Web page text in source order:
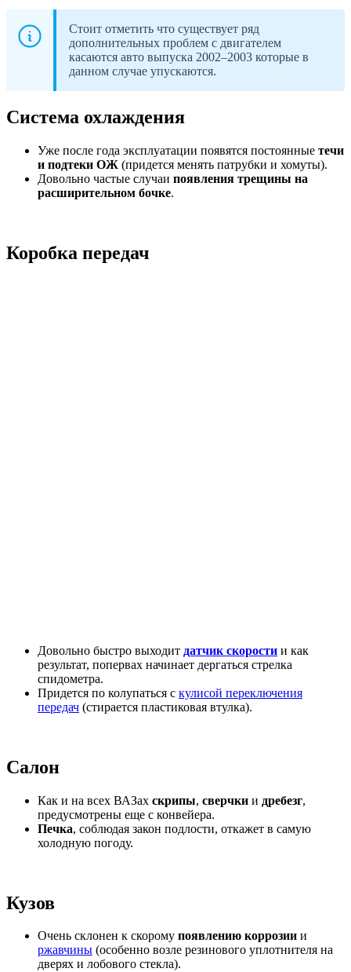
Стоит отметить что существует ряд
дополнительных проблем с двигателем
касаются авто выпуска 2002–2003 которые в
данном случае упускаются.
Система охлаждения
Уже после года эксплуатации появятся постоянные течи
и подтеки ОЖ (придется менять патрубки и хомуты).
Довольно частые случаи появления трещины на
расширительном бочке.
Коробка передач
Довольно быстро выходит датчик скорости и как
результат, попервах начинает дергаться стрелка
спидометра.
Придется по колупаться с кулисой переключения
передач (стирается пластиковая втулка).
Салон
Как и на всех ВАЗах скрипы, сверчки и дребезг,
предусмотрены еще с конвейера.
Печка, соблюдая закон подлости, откажет в самую
холодную погоду.
Кузов
Очень склонен к скорому появлению коррозии и
ржавчины (особенно возле резинового уплотнителя на
дверях и лобового стекла).